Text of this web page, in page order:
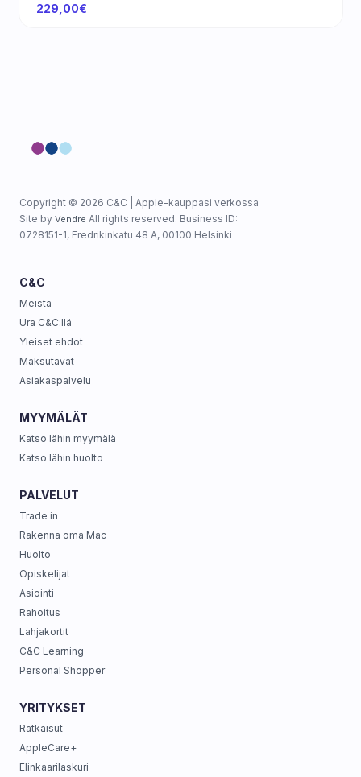
229,00€
Copyright © 2026 C&C | Apple-kauppasi verkossa
Site by Vendre All rights reserved. Business ID:
0728151-1, Fredrikinkatu 48 A, 00100 Helsinki
C&C
Meistä
Ura C&C:llä
Yleiset ehdot
Maksutavat
Asiakaspalvelu
MYYMÄLÄT
Katso lähin myymälä
Katso lähin huolto
PALVELUT
Trade in
Rakenna oma Mac
Huolto
Opiskelijat
Asiointi
Rahoitus
Lahjakortit
C&C Learning
Personal Shopper
YRITYKSET
Ratkaisut
AppleCare+
Elinkaarilaskuri